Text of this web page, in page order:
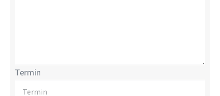
Termin